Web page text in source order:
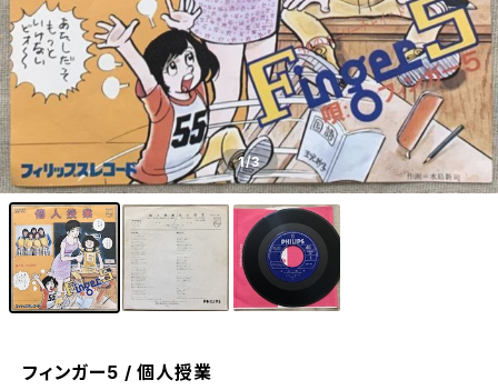
1/3
フィンガー5 / 個人授業